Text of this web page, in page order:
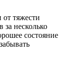
тяжести
за несколько
состояние